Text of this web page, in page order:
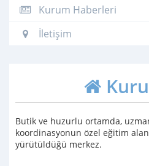
Kurum Haberleri
İletişim
Butik ve huzurlu ortamda,
koordinasyonun özel eğitim
yürütüldüğü merkez.